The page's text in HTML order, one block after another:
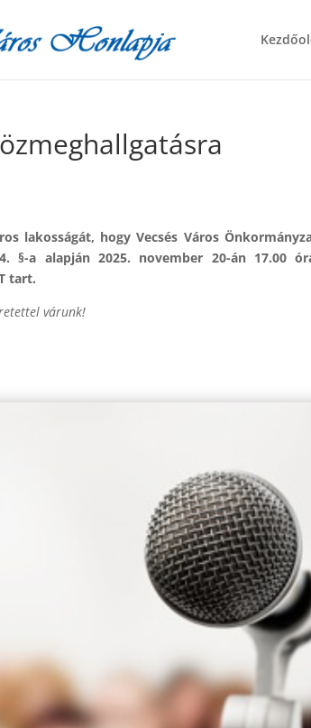
lakosságát, hogy Vecsés Város
§-a alapján 2025. november 20-án 17.00
tart.
várunk!